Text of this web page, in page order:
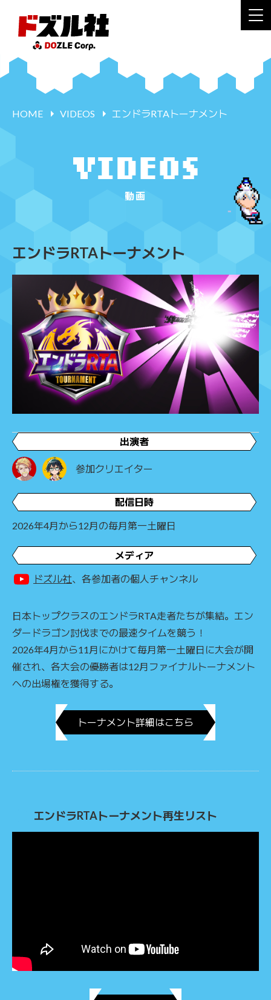
HOME VIDEOS エンドラRTAトーナメント
動画
エンドラRTAトーナメント
出演者
参加クリエイター
配信日時
2026年4月から12月の毎月第一土曜日
メディア
ドズル社、各参加者の個人チャンネル
日本トップクラスのエンドラRTA走者たちが集結。エン
ダードラゴン討伐までの最速タイムを競う！
2026年4月から11月にかけて毎月第一土曜日に大会が開
催され、各大会の優勝者は12月ファイナルトーナメント
への出場権を獲得する。
トーナメント詳細はこちら
エンドラRTAトーナメント再生リスト